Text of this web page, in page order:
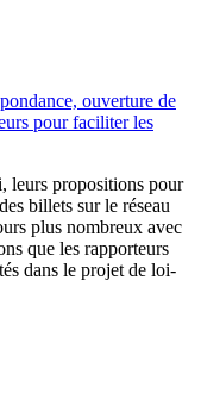
ouverture de
pour faciliter les
leurs propositions pour
billets sur le réseau
plus nombreux avec
que les rapporteurs
dans le projet de loi-